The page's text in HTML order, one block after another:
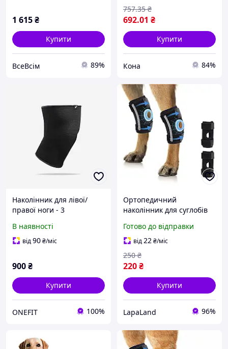
1 615₴
Купити
ВсеВсім 89%
692.01 ₴
757.35 ₴
Купити
Кона 84%
Наколінник для лівої/
правої ноги - 3
В наявності
від90₴/міс
900₴
Купити
ONEFIT 100%
Ортопедичний
наколінник для суглобів
S
Готово до відправки
від22₴/міс
220₴
250 ₴
Купити
LapaLand 96%